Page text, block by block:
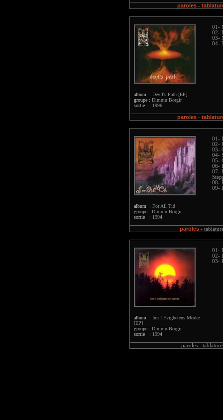
paroles -
album : Devil's Path [EP]
groupe : Dimmu Borgir
sortie : 1996
01-
02-
03-
04-
paroles -
album : For All Tid
groupe : Dimmu Borgir
sortie : 1994
01-
02-
03-
04-
05-
06-
07-
08-
09-
paroles-
album : Inn I Evighetens Morke
[EP]
groupe : Dimmu Borgir
sortie : 1994
01-
02-
03-
paroles -